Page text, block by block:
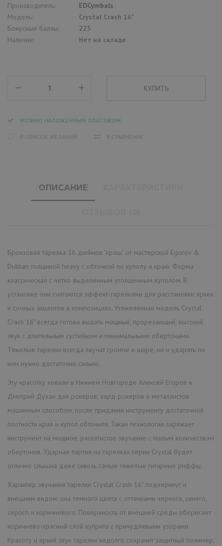
Производитель:
EDCymbals
Модель:
Crystal Crash 16"
Бонусные баллы:
225
Наличие:
Нет на складе
МОЖНО НАЛОЖЕННЫМ ПЛАТЕЖОМ
ОПИСАНИЕ
Бронзовая тарелка 16 дюймов "крэш" от мастерской Egorov &
Dukhan толщиной heavy с обточкой по куполу и краю. Форма
классическая с четко выделенным утолщенным куполом. В
установке они считаются эффект-тарелками для расстановки ярких
и сочных акцентов в композициях. Утяжеленная модель Crystal
Crash 16" всегда готова выдать мощный, прорезающий, высокий
звук с длительным сустейном и минимальными обертонами.
Тяжелые тарелки всегда звучат громче и шире, но и ударять по
ним нужно достаточно сильно.
Эту красотку ковали в Нижнем Новгороде Алексей Егоров и
Дмитрий Духан для рокеров, хард-рокеров и металлистов
машинным способом, после придания инструменту достаточной
плотности края и купол обточили. Такая технология заряжает
инструмент на мощное, раскатистое звучание с малым количеством
обертонов. Ударная партия на тарелках серии Crystal будет
отлично слышна даже сквозь самые тяжелые гитарные риффы.
Характер звучания тарелки Crystal Crash 16" подчеркнут и
внешним видом: она темного цвета с оттенками черного, синего,
серого и коричневого. Поверхность от внешней среды оберегает
коричнево-красный слой куприта с причудливыми узорами.
Красоту и яркий звук тарелки надолго сохранит защитный полимер,